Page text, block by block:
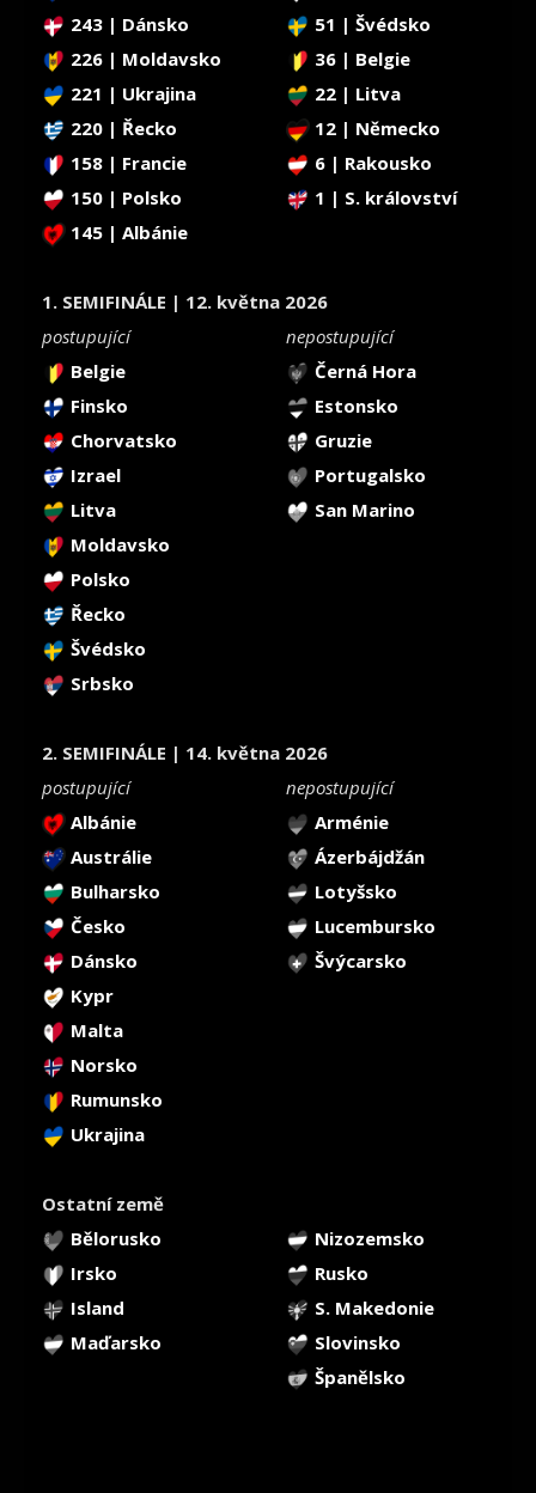
243 | Dánsko
51 | Švédsko
226 | Moldavsko
36 | Belgie
221 | Ukrajina
22 | Litva
220 | Řecko
12 | Německo
158 | Francie
6 | Rakousko
150 | Polsko
1 | S. království
145 | Albánie
1. SEMIFINÁLE | 12. května 2026
postupující
nepostupující
Belgie
Černá Hora
Finsko
Estonsko
Chorvatsko
Gruzie
Izrael
Portugalsko
Litva
San Marino
Moldavsko
Polsko
Řecko
Švédsko
Srbsko
2. SEMIFINÁLE | 14. května 2026
postupující
nepostupující
Albánie
Arménie
Austrálie
Ázerbájdžán
Bulharsko
Lotyšsko
Česko
Lucembursko
Dánsko
Švýcarsko
Kypr
Malta
Norsko
Rumunsko
Ukrajina
Ostatní země
Bělorusko
Nizozemsko
Irsko
Rusko
Island
S. Makedonie
Maďarsko
Slovinsko
Španělsko